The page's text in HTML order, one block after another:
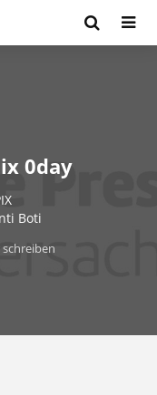
0day
Boti